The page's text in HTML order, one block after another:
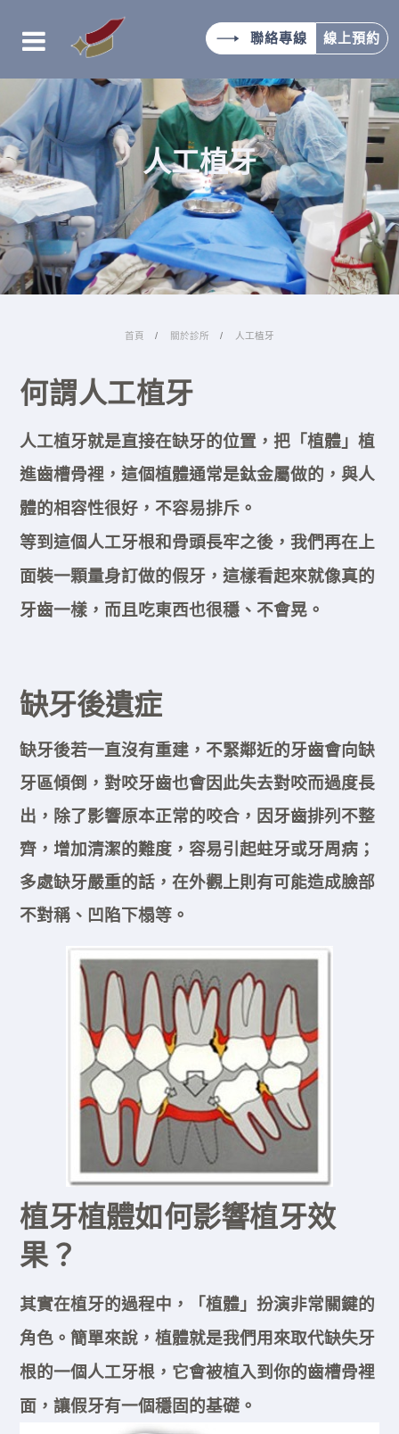
聯絡專線 線上預約
人工植牙
首頁 關於診所 人工植牙
何謂人工植牙
人工植牙就是直接在缺牙的位置，把「植體」植
進齒槽骨裡，這個植體通常是鈦金屬做的，與人
體的相容性很好 ，不容易排斥。
等到這個人工牙根和骨頭長牢之後，我們再在上
面裝一顆量身訂做的假牙，這樣看起來就像真的
牙齒一樣，而且吃東西也很穩、不會晃。
缺牙後遺症
缺牙後若一直沒有重建，不緊鄰近的牙齒會向缺
牙區傾倒，對咬牙齒也會因此失去對咬而過度長
出，除了影響原本正常的咬合，因牙齒排列不整
齊，增加清潔的難度，容易引起蛀牙或牙周病；
多處缺牙嚴重的話，在外觀上則有可能造成臉部
不對稱、凹陷下榻等。
植牙植體如何影響植牙效
果？
其實在植牙的過程中，「植體」扮演非常關鍵的
角色。簡單來說，植體就是我們用來取代缺失牙
根的一個人工牙根，它會被植入到你的齒槽骨裡
面，讓假牙有一個穩固的基礎。